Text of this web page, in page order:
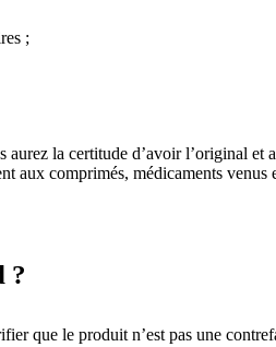
;
la certitude d’avoir l’original
aux comprimés, médicaments
?
que le produit n’est pas une